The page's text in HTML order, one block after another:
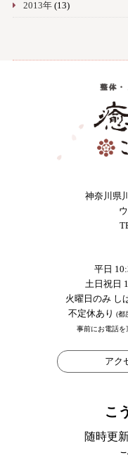
2013年(13)
神奈川県
平日
土日祝日
火曜日のみ し
不定休あり (都
事前にお電話を
アク
こ
随時更